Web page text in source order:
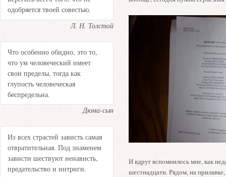
И вдруг вспомнилось мне, как
шестнадцати. Рядом, на
одобряется твоей совестью.
Л. Н. Толстой
Что особенно обидно, это то,
что ум человеческий имеет
свои пределы, тогда как
глупость человеческая
беспредельна.
Дюма-сын
Из всех страстей зависть самая
отвратительная. Под знаменем
зависти шествуют ненависть,
предательство и интриги.